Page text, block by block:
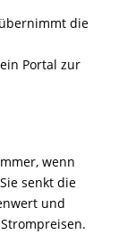
die
Portal zur
wenn
senkt die
und